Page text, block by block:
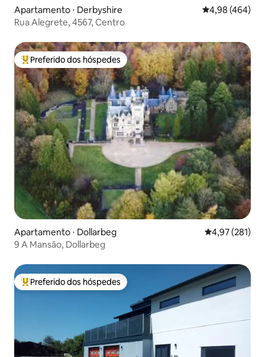
Apartamento ⋅ Derbyshire 4,98 de uma
4,98 (464)
Rua Alegrete, 4567, Centro
Entre os melhores preferidos dos hóspedes
Preferido dos hóspedes
Apartamento ⋅ Dollarbeg 4,97 de uma
4,97 (281)
9 A Mansão, Dollarbeg
Entre os melhores preferidos dos hóspedes
Preferido dos hóspedes